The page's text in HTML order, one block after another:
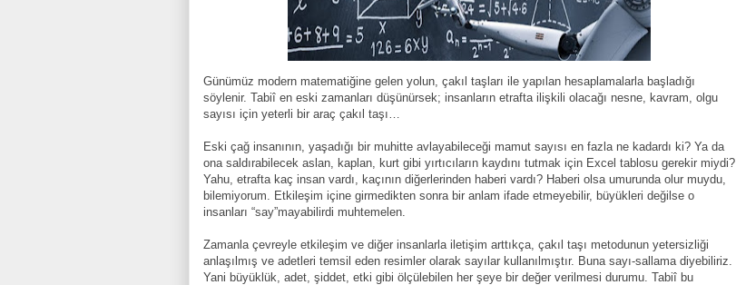
Günümüz modern matematiğine gelen yolun, çakıl taşları ile yapılan hesaplamalarla başladığı
söylenir. Tabiî en eski zamanları düşünürsek; insanların etrafta ilişkili olacağı nesne, kavram, olgu
sayısı için yeterli bir araç çakıl taşı…
Eski çağ insanının, yaşadığı bir muhitte avlayabileceği mamut sayısı en fazla ne kadardı ki? Ya da
ona saldırabilecek aslan, kaplan, kurt gibi yırtıcıların kaydını tutmak için Excel tablosu gerekir miydi?
Yahu, etrafta kaç insan vardı, kaçının diğerlerinden haberi vardı? Haberi olsa umurunda olur muydu,
bilemiyorum. Etkileşim içine girmedikten sonra bir anlam ifade etmeyebilir, büyükleri değilse o
insanları “say”mayabilirdi muhtemelen.
Zamanla çevreyle etkileşim ve diğer insanlarla iletişim arttıkça, çakıl taşı metodunun yetersizliği
anlaşılmış ve adetleri temsil eden resimler olarak sayılar kullanılmıştır. Buna sayı-sallama diyebiliriz.
Yani büyüklük, adet, şiddet, etki gibi ölçülebilen her şeye bir değer verilmesi durumu. Tabiî bu